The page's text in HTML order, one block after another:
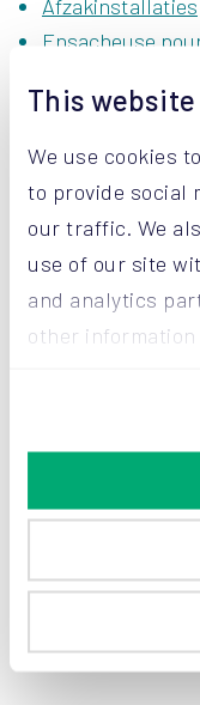
This
We use cookies
to provide social
our traffic. We
use of our site
and analytics
other information
Afzakinstallaties
Ensacheuse
Laissez-
à
qualité
CONTACTEZ
Ou appelez